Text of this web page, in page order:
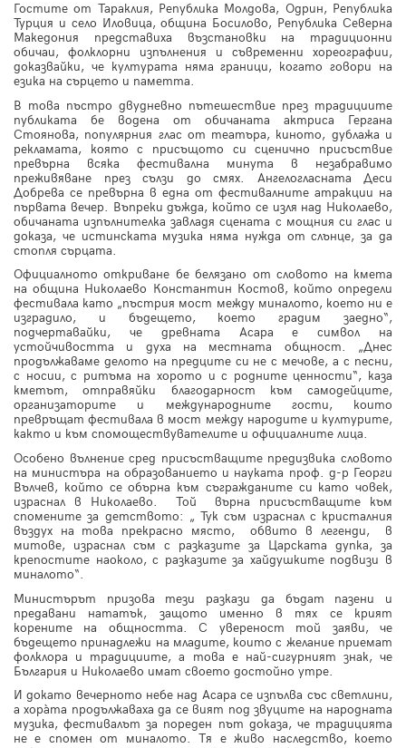
Гостите от Тараклия, Република Молдова, Одрин, Република
Турция и село Иловица, община Босилово, Република Северна
Македония представиха възстановки на традиционни
обичаи, фолклорни изпълнения и съвременни хореографии,
доказвайки, че културата няма граници, когато говори на
езика на сърцето и паметта.
В това пъстро двудневно пътешествие през традициите
публиката бе водена от обичаната актриса Гергана
Стоянова, популярния глас от театъра, киното, дублажа и
рекламата, която с присъщото си сценично присъствие
превърна всяка фестивална минута в незабравимо
преживяване през сълзи до смях. Ангелогласната Деси
Добрева се превърна в една от фестивалните атракции на
първата вечер. Въпреки дъжда, който се изля над Николаево,
обичаната изпълнителка завладя сцената с мощния си глас и
доказа, че истинската музика няма нужда от слънце, за да
стопля сърцата.
Официалното откриване бе белязано от словото на кмета
на община Николаево Константин Костов, който определи
фестивала като „пъстрия мост между миналото, което ни е
изградило, и бъдещето, което градим заедно“,
подчертавайки, че древната Асара е символ на
устойчивостта и духа на местната общност. „Днес
продължаваме делото на предците си не с мечове, а с песни,
с носии, с ритъма на хорото и с родните ценности“, каза
кметът, отправяйки благодарност към самодейците,
организаторите и международните гости, които
превръщат фестивала в мост между народите и културите,
както и към спомоществувателите и официалните лица.
Особено вълнение сред присъстващите предизвика словото
на министъра на образованието и науката проф. д-р Георги
Вълчев, който се обърна към съгражданите си като човек,
израснал в Николаево. Той върна присъстващите към
спомените за детството: „ Тук съм израснал с кристалния
въздух на това прекрасно място, обвито в легенди, в
митове, израснал съм с разказите за Царската дупка, за
крепостите наоколо, с разказите за хайдушките подвизи в
миналото“.
Министърът призова тези разкази да бъдат пазени и
предавани нататък, защото именно в тях се крият
корените на общността. С увереност той заяви, че
бъдещето принадлежи на младите, които с желание приемат
фолклора и традициите, а това е най-сигурният знак, че
България и Николаево имат своето достойно утре.
И докато вечерното небе над Асара се изпълва със светлини,
а хорàта продължаваха да се вият под звуците на народната
музика, фестивалът за пореден път доказа, че традицията
не е спомен от миналото. Тя е живо наследство, което